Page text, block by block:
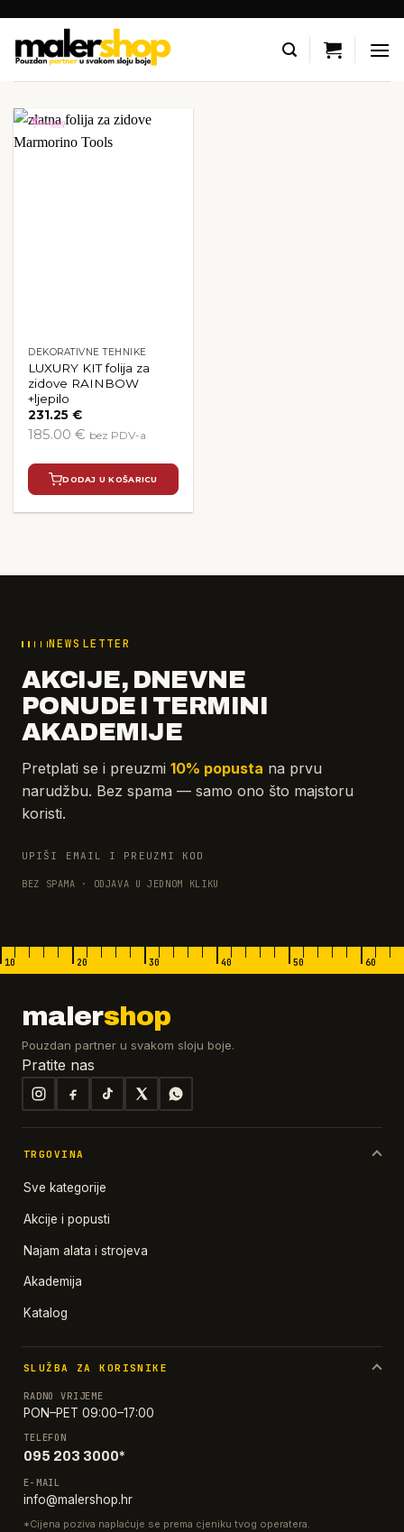
content
DEKORATIVNE TEHNIKE
LUXURY KIT folija za
zidove RAINBOW
+ljepilo
231.25€
185.00 € bez PDV-a
DODAJ U KOŠARICU
NEWSLETTER
AKCIJE, DNEVNE
PONUDE I TERMINI
AKADEMIJE
Pretplati se i preuzmi 10% popusta na prvu
narudžbu. Bez spama — samo ono što majstoru
koristi.
UPIŠI EMAIL I PREUZMI KOD
BEZ SPAMA · ODJAVA U JEDNOM KLIKU
10 20 30 40 50 60
malershop
Pouzdan partner u svakom sloju boje.
Pratite nas
TRGOVINA
Sve kategorije
Akcije i popusti
Najam alata i strojeva
Akademija
Katalog
SLUŽBA ZA KORISNIKE
RADNO VRIJEME
PON–PET 09:00–17:00
TELEFON
095 203 3000*
E-MAIL
info@malershop.hr
*Cijena poziva naplaćuje se prema cjeniku tvog operatera.